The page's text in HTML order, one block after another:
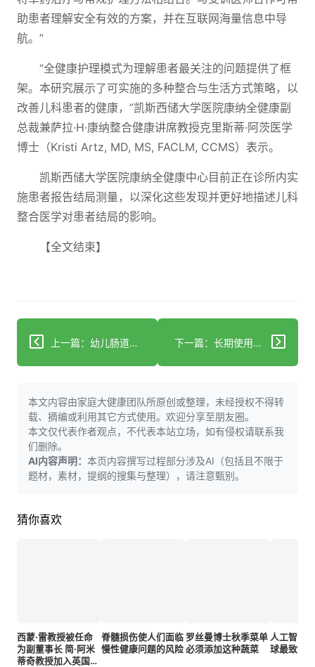
助患者理解安全有效的方案，并在互联网海量信息中导
航。”
“全健康护理模式为理解患者最关注的问题提供了框
架。本研究展示了可实施的多种整合与生活方式策略，以
改善儿科患者的健康，”凯斯西储大学医院康纳全健康副
总裁兼萨拉·H·康纳整合健康讲席教授克里斯蒂·阿茨医学
博士（Kristi Artz, MD, MS, FACLM, CCMS）表示。
凯斯西储大学医院康纳全健康中心目前正在诊所内实
施患者报告结局测量，以深化这些发现并更好地描述儿科
整合医学对患者结局的影响。
【全文结束】
上一篇：幼儿肠道微生物可能塑造好奇心和探索行为 下一篇：长期使用褪黑素可能导致心力衰竭？新研究揭示真相
本文内容由家庭大健康团队所原创或整理，未经授权不得转
载、摘编或利用其它方式使用。欢迎分享至朋友圈。
本文仅代表作者观点，不代表本站立场，如有侵权请联系我
们删除。
AI内容声明： 本页内容撰写过程部分涉及AI（包括且不限于
题材，素材，提纲的搜集与整理），请注意甄别。
猜你喜欢
西蒙·雷教授被任命
为副董事长 简·阿米
蒂奇教授加入英国心
脊髓损伤使人们面临
慢性健康问题的风险
罗丝曼博士秋季菜单
必须添加这种蔬菜
人工智能
球最致命